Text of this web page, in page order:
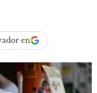
en